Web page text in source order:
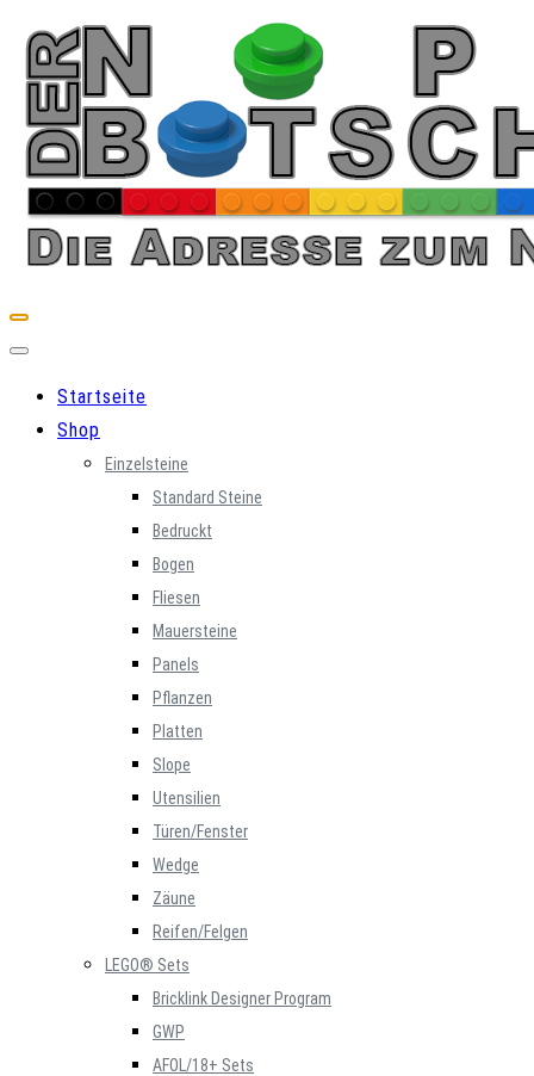
Skip
content
Startseite
Shop
Einzelsteine
Standard Steine
Bedruckt
Bogen
Fliesen
Mauersteine
Panels
Pflanzen
Platten
Slope
Utensilien
Türen/Fenster
Wedge
Zäune
Reifen/Felgen
LEGO® Sets
Bricklink Designer Program
GWP
AFOL/18+ Sets